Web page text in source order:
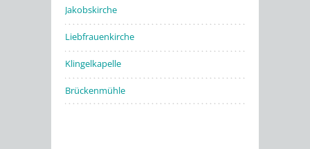
Jakobskirche
Liebfrauenkirche
Klingelkapelle
Brückenmühle